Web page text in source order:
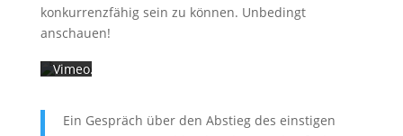
konkurrenzfähig sein zu können. Unbedingt
anschauen!
Sie
die
Datenschutzerklärung
Vimeo.
Ein Gespräch über den Abstieg des einstigen